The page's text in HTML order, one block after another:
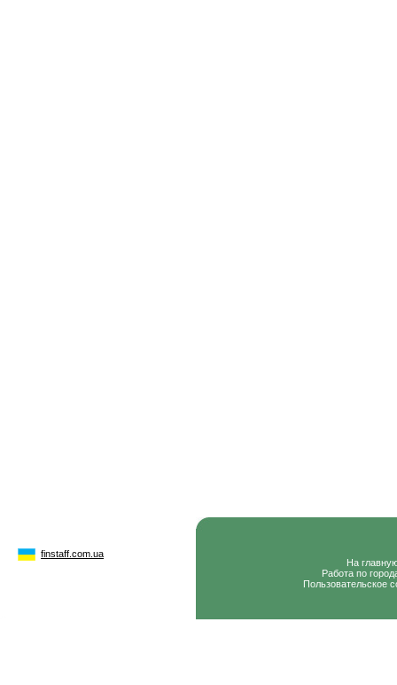
finstaff.com.ua
На
Работа по
Пользовательское